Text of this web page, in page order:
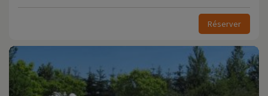
Réserver